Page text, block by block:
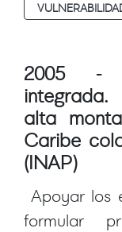
2005 -
alta
Caribe
(INAP)
Apoyar los
formular